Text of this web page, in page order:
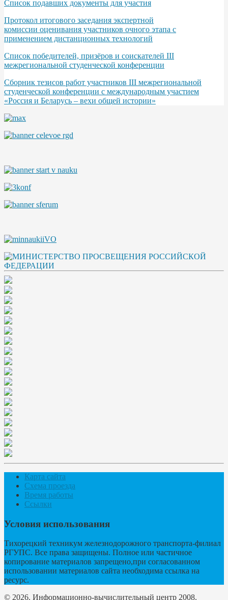
Список подавших документы для участия
Протокол итогового заседания экспертной
комиссии оценивания участников очного этапа с
применением дистанционных технологий
Список победителей, призёров и соискателей III
межрегиональной студенческой конференции
Сборник тезисов работ участников III межрегиональной
студенческой конференции с международным участием
«Россия и Беларусь – вехи общей истории»
Карта сайта
Схема проезда
Время работы
Ссылки
Условия использования
Тихорецкий техникум железнодорожного транспорта-филиал
РГУПС. Все права защищены. Полное или частичное
копирование материалов запрещено,при согласованном
использовании материалов сайта необходима ссылка на
ресурс.
© 2026. Информационно-вычислительный центр 2008.